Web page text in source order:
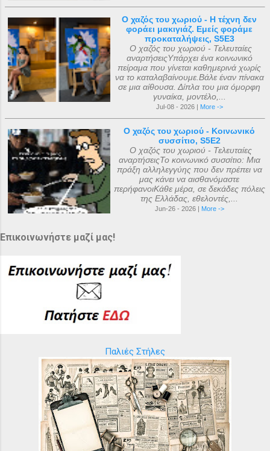
Ο χαζός του χωριού - Η τέχνη δεν
φοράει μακιγιάζ. Εμείς φοράμε
προκαταλήψεις, S5E3
Ο χαζός του χωριού - Τελευταίες
αναρτήσειςΥπάρχει ένα κοινωνικό
πείραμα που γίνεται καθημερινά χωρίς
να το καταλαβαίνουμε.Βάλε έναν πίνακα
σε μια αίθουσα. Δίπλα του μια όμορφη
γυναίκα, μοντέλο,...
Jul-08 - 2026 | More ->
Ο χαζός του χωριού - Κοινωνικό
συσσίτιο, S5E2
Ο χαζός του χωριού - Τελευταίες
αναρτήσειςΤο κοινωνικό συσσίτιο: Μια
πράξη αλληλεγγύης που δεν πρέπει να
μας κάνει να αισθανόμαστε
περήφανοιΚάθε μέρα, σε δεκάδες πόλεις
της Ελλάδας, εθελοντές,...
Jun-26 - 2026 | More ->
Επικοινωνήστε μαζί μας!
Παλιές Στήλες